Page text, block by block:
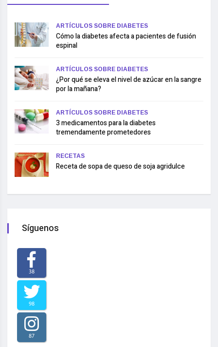
ARTÍCULOS SOBRE DIABETES
Cómo la diabetes afecta a pacientes de fusión
espinal
ARTÍCULOS SOBRE DIABETES
¿Por qué se eleva el nivel de azúcar en la sangre
por la mañana?
ARTÍCULOS SOBRE DIABETES
3 medicamentos para la diabetes
tremendamente prometedores
RECETAS
Receta de sopa de queso de soja agridulce
Síguenos
38
98
87